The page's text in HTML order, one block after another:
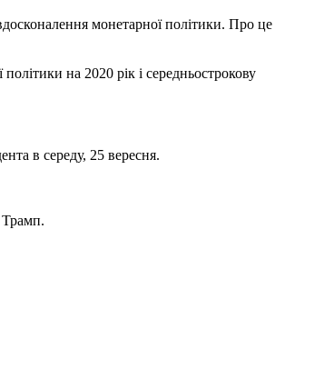
монетарної політики. Про це
на 2020 рік і середньострокову
в середу, 25 вересня.
Трамп.